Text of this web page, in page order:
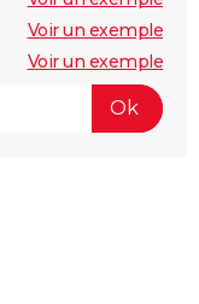
Voir un exemple
Voir un exemple